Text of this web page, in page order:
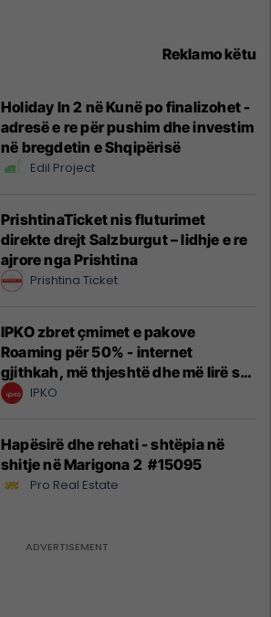
Reklamo këtu
Holiday In 2 në Kunë po finalizohet -
adresë e re për pushim dhe investim
në bregdetin e Shqipërisë
Edil Project
PrishtinaTicket nis fluturimet
direkte drejt Salzburgut – lidhje e re
ajrore nga Prishtina
Prishtina Ticket
IPKO zbret çmimet e pakove
Roaming për 50% - internet
gjithkah, më thjeshtë dhe më lirë se
kurrë!IPKO
Hapësirë dhe rehati - shtëpia në
shitje në Marigona 2 #15095
Pro Real Estate